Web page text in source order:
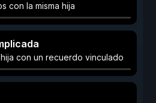
con la misma hija
con un recuerdo vinculado